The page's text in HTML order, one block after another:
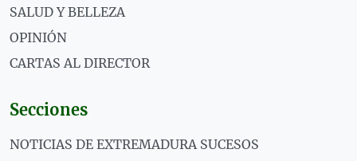
SALUD Y BELLEZA
OPINIÓN
CARTAS AL DIRECTOR
Secciones
NOTICIAS DE EXTREMADURA SUCESOS